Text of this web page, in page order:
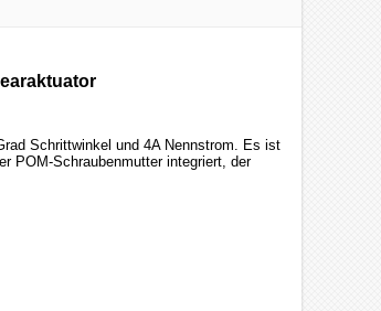
Schrittwinkel und 4A Nennstrom. Es ist
POM-Schraubenmutter integriert, der